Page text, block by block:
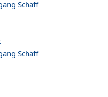
Schäff
Schäff